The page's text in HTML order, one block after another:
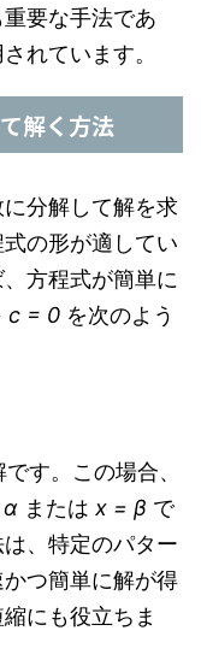
要な手法であ
れています。
解く方法
分解して解を求
の形が適してい
方程式が簡単に
c = 0 を次のよう
す。この場合、
α または x = β で
、特定のパター
つ簡単に解が得
にも役立ちま